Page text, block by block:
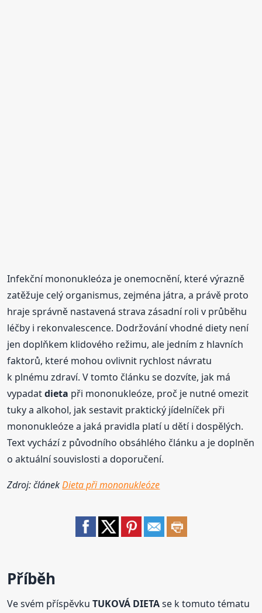
Infekční mononukleóza je onemocnění, které výrazně
zatěžuje celý organismus, zejména játra, a právě proto
hraje správně nastavená strava zásadní roli v průběhu
léčby i rekonvalescence. Dodržování vhodné diety není
jen doplňkem klidového režimu, ale jedním z hlavních
faktorů, které mohou ovlivnit rychlost návratu
k plnému zdraví. V tomto článku se dozvíte, jak má
vypadatdieta při mononukleóze, proč je nutné omezit
tuky a alkohol, jak sestavit praktický jídelníček při
mononukleóze a jaká pravidla platí u dětí i dospělých.
Text vychází z původního obsáhlého článku a je doplněn
o aktuální souvislosti a doporučení.
Zdroj: článekDieta při mononukleóze
Příběh
Ve svém příspěvkuTUKOVÁ DIETAse k tomuto tématu